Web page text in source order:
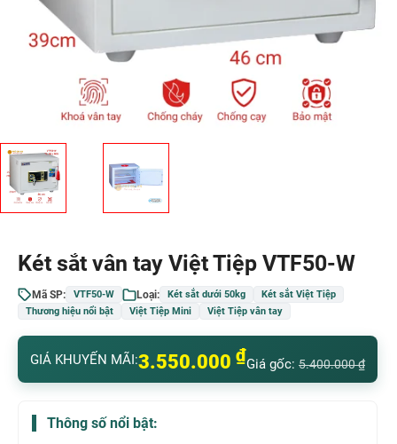
Két sắt vân tay Việt Tiệp VTF50-W
Mã SP: VTF50-W Loại: Két sắt dưới 50kg
Két sắt Việt Tiệp
Thương hiệu nổi bật
Việt Tiệp Mini Việt Tiệp vân tay
GIÁ KHUYẾN MÃI:3.550.000 ₫Giá gốc: 5.400.000₫
Thông số nổi bật: